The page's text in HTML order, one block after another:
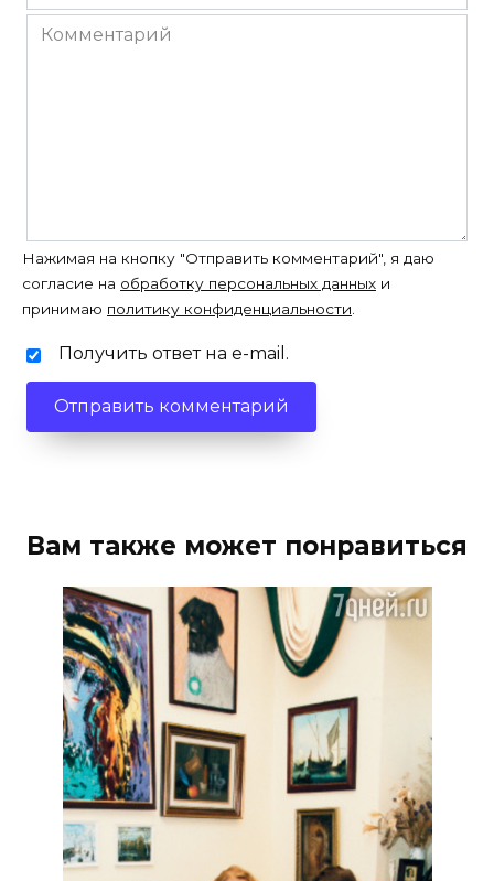
*
Комментарий
Нажимая на кнопку "Отправить комментарий", я даю
согласие на обработку персональных данных и
принимаю политику конфиденциальности.
Получить ответ на e-mail.
Вам также может понравиться